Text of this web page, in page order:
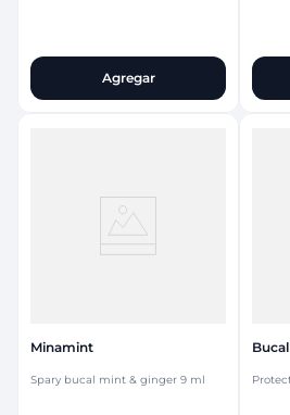
Agregar
Minamint
Spary bucal mint & ginger 9 ml